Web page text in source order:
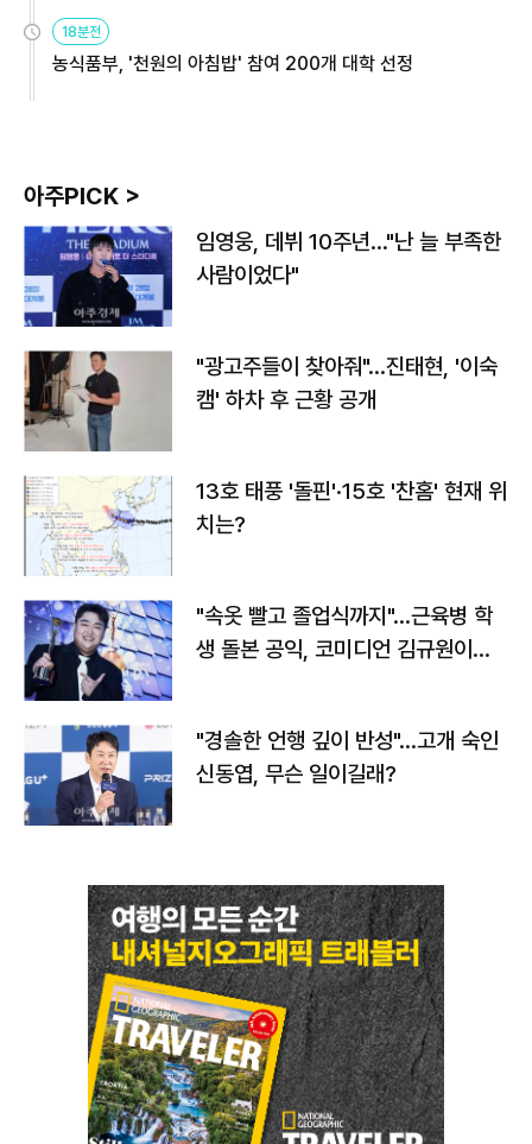
원
18분전
농식품부, '천원의 아침밥' 참여 200개 대학 선정
아주PICK >
임영웅, 데뷔 10주년…"난 늘 부족한
사람이었다"
"광고주들이 찾아줘"…진태현, '이숙
캠' 하차 후 근황 공개
13호 태풍 '돌핀'·15호 '찬홈' 현재 위
치는?
"속옷 빨고 졸업식까지"…근육병 학
생 돌본 공익, 코미디언 김규원이었
"경솔한 언행 깊이 반성"…고개 숙인
신동엽, 무슨 일이길래?